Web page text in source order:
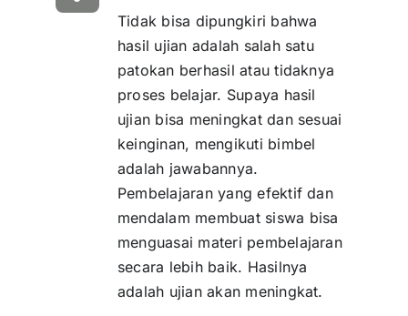
Tidak bisa dipungkiri bahwa
hasil ujian adalah salah satu
patokan berhasil atau tidaknya
proses belajar. Supaya hasil
ujian bisa meningkat dan sesuai
keinginan, mengikuti bimbel
adalah jawabannya.
Pembelajaran yang efektif dan
mendalam membuat siswa bisa
menguasai materi pembelajaran
secara lebih baik. Hasilnya
adalah ujian akan meningkat.